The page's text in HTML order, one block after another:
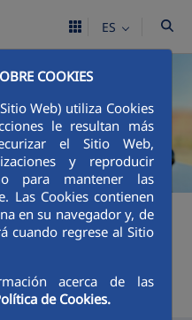
COOKIES
Web) utiliza Cookies
le resultan más
el Sitio Web,
y reproducir
para mantener las
Las Cookies contienen
en su navegador y, de
cuando regrese al Sitio
acerca de las
de Cookies.
ES
+ Buscador